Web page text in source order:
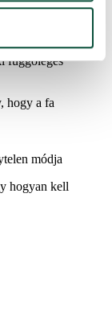
függőleges
hogy a fa
módja
hogyan kell